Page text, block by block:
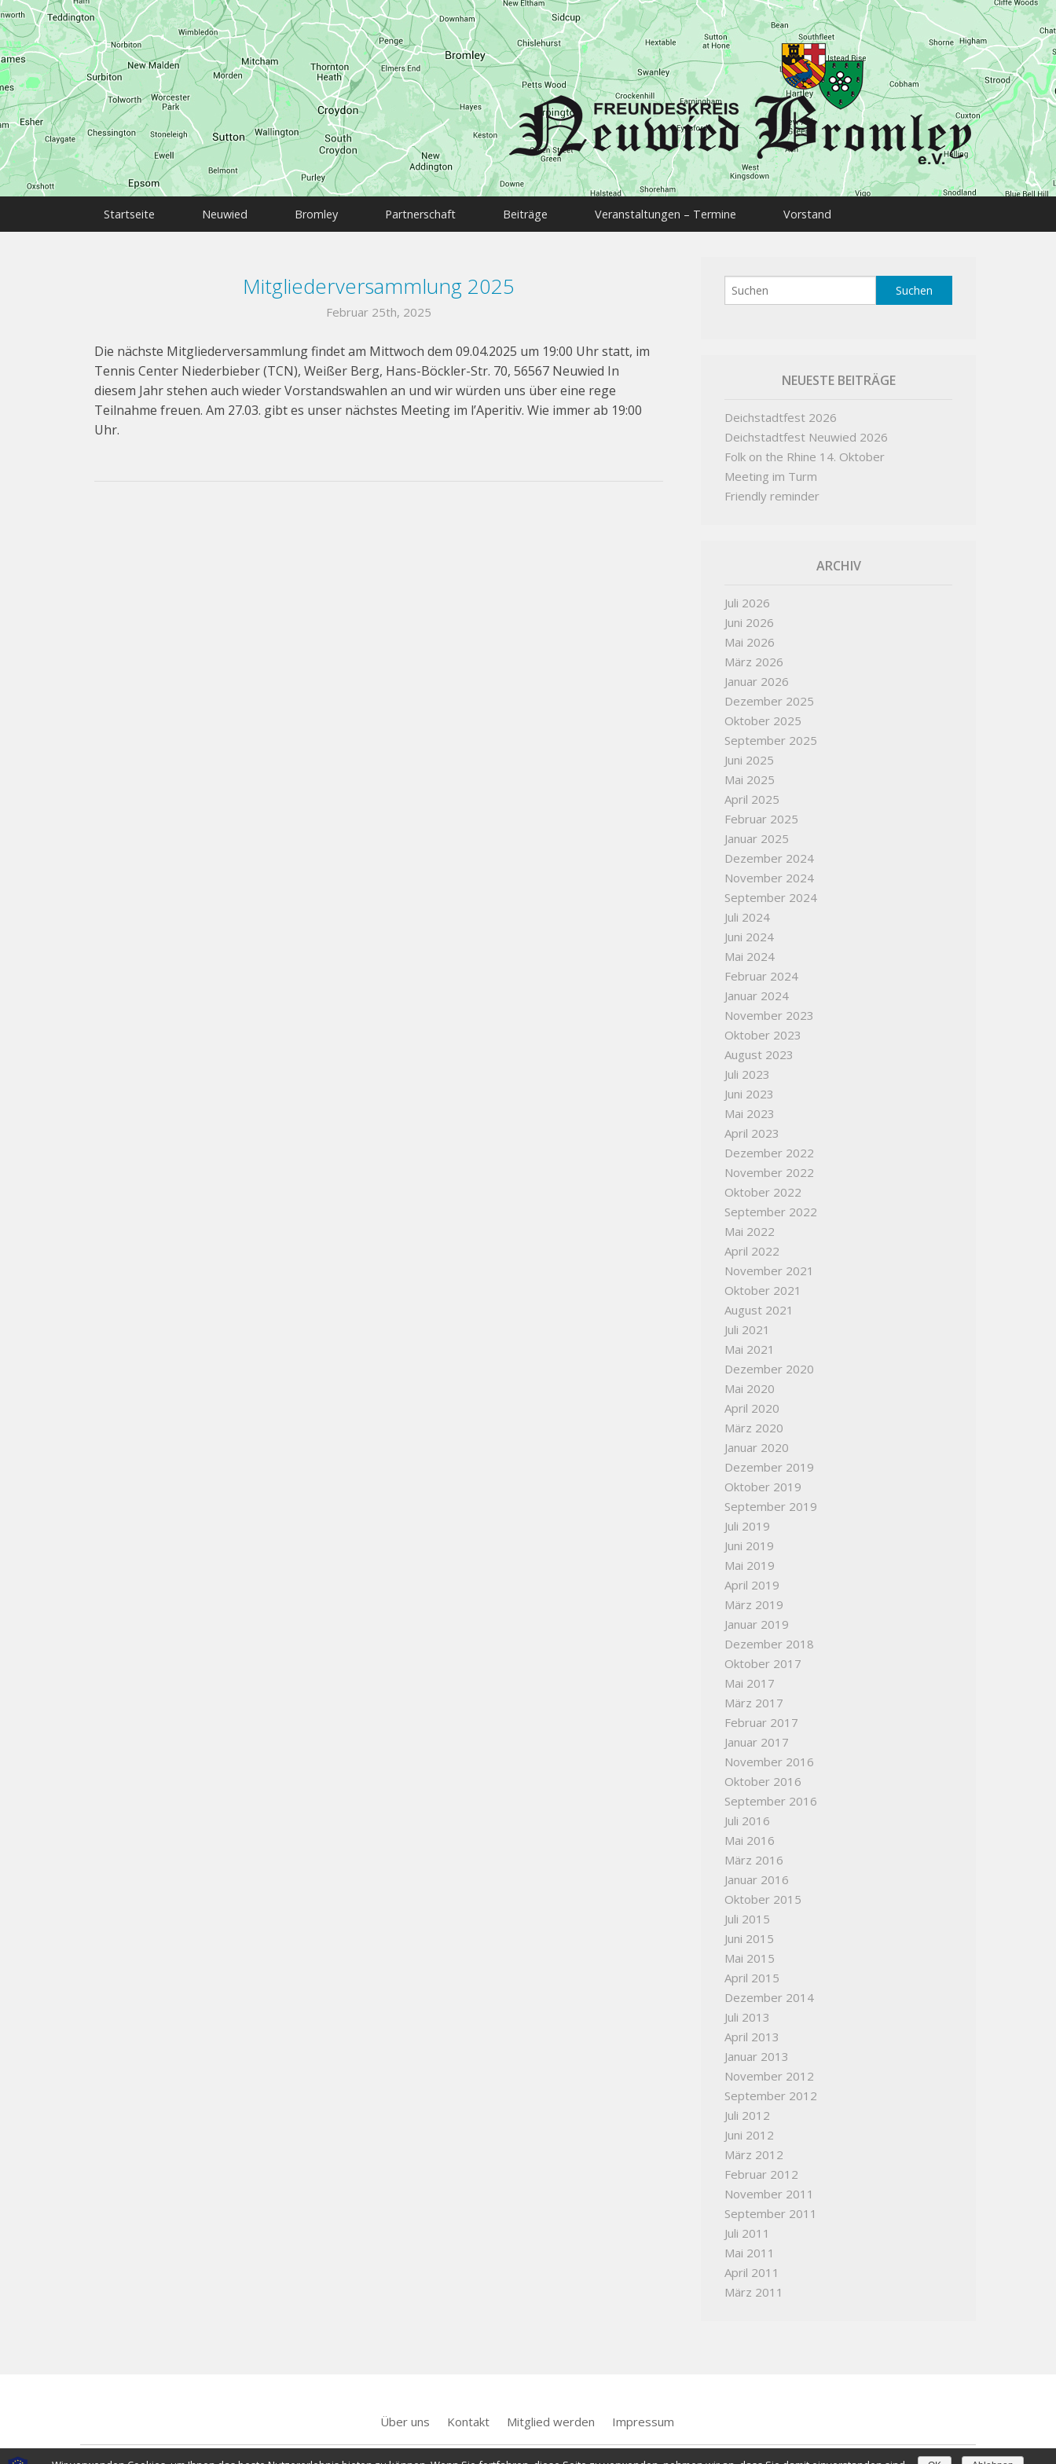
Startseite Neuwied Bromley Partnerschaft Beiträge Veranstaltungen – Termine Vorstand
Mitgliederversammlung 2025
Februar 25th, 2025
Die nächste Mitgliederversammlung findet am Mittwoch dem 09.04.2025 um 19:00 Uhr statt, im
Tennis Center Niederbieber (TCN), Weißer Berg, Hans-Böckler-Str. 70, 56567 Neuwied In
diesem Jahr stehen auch wieder Vorstandswahlen an und wir würden uns über eine rege
Teilnahme freuen. Am 27.03. gibt es unser nächstes Meeting im l’Aperitiv. Wie immer ab 19:00
Uhr.
NEUESTE BEITRÄGE
Deichstadtfest 2026
Deichstadtfest Neuwied 2026
Folk on the Rhine 14. Oktober
Meeting im Turm
Friendly reminder
ARCHIV
Juli 2026
Juni 2026
Mai 2026
März 2026
Januar 2026
Dezember 2025
Oktober 2025
September 2025
Juni 2025
Mai 2025
April 2025
Februar 2025
Januar 2025
Dezember 2024
November 2024
September 2024
Juli 2024
Juni 2024
Mai 2024
Februar 2024
Januar 2024
November 2023
Oktober 2023
August 2023
Juli 2023
Juni 2023
Mai 2023
April 2023
Dezember 2022
November 2022
Oktober 2022
September 2022
Mai 2022
April 2022
November 2021
Oktober 2021
August 2021
Juli 2021
Mai 2021
Dezember 2020
Mai 2020
April 2020
März 2020
Januar 2020
Dezember 2019
Oktober 2019
September 2019
Juli 2019
Juni 2019
Mai 2019
April 2019
März 2019
Januar 2019
Dezember 2018
Oktober 2017
Mai 2017
März 2017
Februar 2017
Januar 2017
November 2016
Oktober 2016
September 2016
Juli 2016
Mai 2016
März 2016
Januar 2016
Oktober 2015
Juli 2015
Juni 2015
Mai 2015
April 2015
Dezember 2014
Juli 2013
April 2013
Januar 2013
November 2012
September 2012
Juli 2012
Juni 2012
März 2012
Februar 2012
November 2011
September 2011
Juli 2011
Mai 2011
April 2011
März 2011
Über uns Kontakt Mitglied werden Impressum